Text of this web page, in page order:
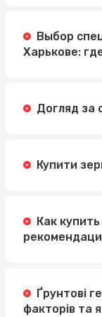
Выбор
Харькове:
Догляд за
Купити
Как
Ґрунтові
факторів та